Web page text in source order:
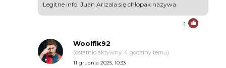
Legitne info, Juan Arizala się chłopak nazywa
1
Woolfik92
(ostatnio aktywny: 4 godziny temu)
11 grudnia 2025, 10:33